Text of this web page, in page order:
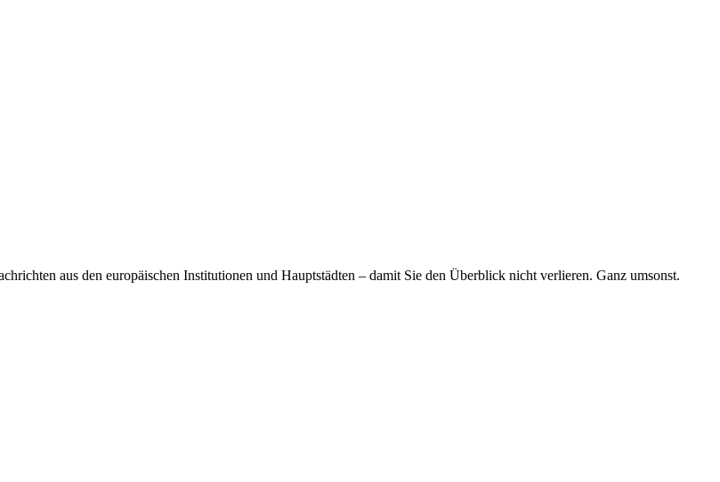
aus den europäischen Institutionen und Hauptstädten – damit Sie den Überblick nicht verlieren. Ganz umsonst.